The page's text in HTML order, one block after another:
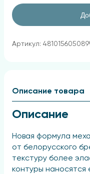
Артикул:
Описание товара
Описание
Новая формула
от белорусского
текстуру более
контуры наносятся